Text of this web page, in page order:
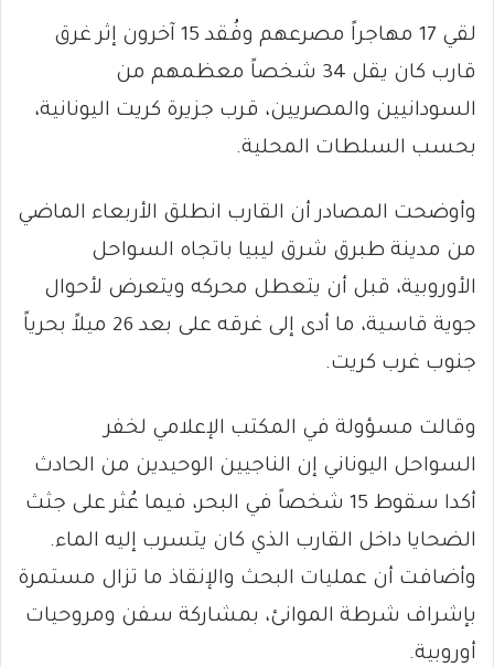
لقي 17 مهاجراً مصرعهم وفُقد 15 آخرون إثر غرق
قارب كان يقل 34 شخصاً معظمهم من
السودانيين والمصريين، قرب جزيرة كريت اليونانية،
بحسب السلطات المحلية.
وأوضحت المصادر أن القارب انطلق الأربعاء الماضي
من مدينة طبرق شرق ليبيا باتجاه السواحل
الأوروبية، قبل أن يتعطل محركه ويتعرض لأحوال
جوية قاسية، ما أدى إلى غرقه على بعد 26 ميلاً بحرياً
جنوب غرب كريت.
وقالت مسؤولة في المكتب الإعلامي لخفر
السواحل اليوناني إن الناجيين الوحيدين من الحادث
أكدا سقوط 15 شخصاً في البحر، فيما عُثر على جثث
الضحايا داخل القارب الذي كان يتسرب إليه الماء.
وأضافت أن عمليات البحث والإنقاذ ما تزال مستمرة
بإشراف شرطة الموانئ، بمشاركة سفن ومروحيات
أوروبية.